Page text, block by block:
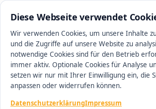
Diese Webseite verwendet
Wir verwenden Cookies, um unsere Inhalte
und die Zugriffe auf unsere Website zu
notwendige Cookies sind für den Betrieb
immer aktiv. Optionale Cookies für Analyse
setzen wir nur mit Ihrer Einwilligung ein, die
anpassen oder widerrufen können.
DatenschutzerklärungImpressum